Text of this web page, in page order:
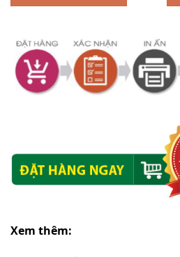
Xem thêm: